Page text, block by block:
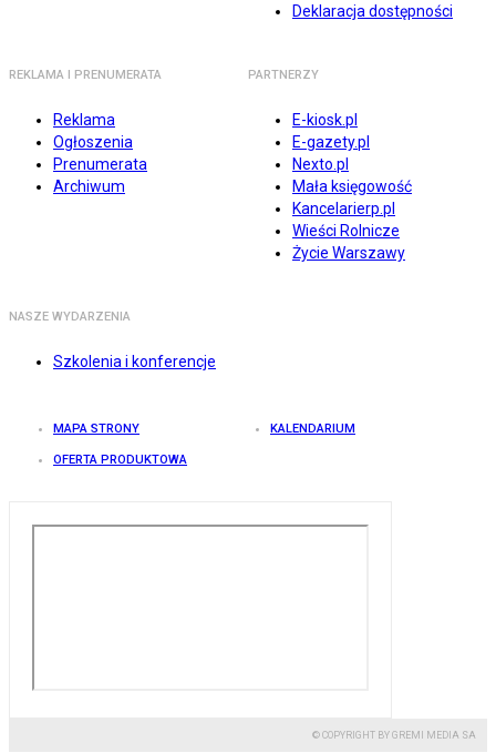
Deklaracja dostępności
REKLAMA I PRENUMERATA
Reklama
Ogłoszenia
Prenumerata
Archiwum
PARTNERZY
E-kiosk.pl
E-gazety.pl
Nexto.pl
Mała księgowość
Kancelarierp.pl
Wieści Rolnicze
Życie Warszawy
NASZE WYDARZENIA
Szkolenia i konferencje
MAPA STRONY KALENDARIUM
OFERTA PRODUKTOWA
© COPYRIGHT BY GREMI MEDIA SA